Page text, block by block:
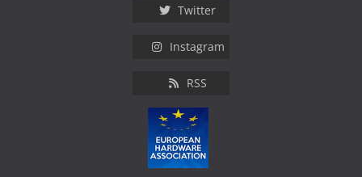
Twitter
Instagram
RSS